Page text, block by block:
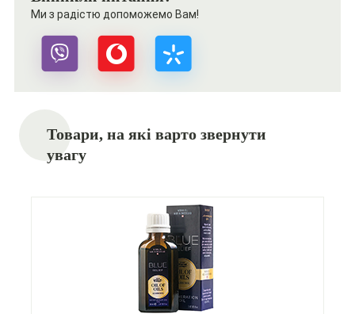
Ми з радістю допоможемо Вам!
Товари, на які варто звернути
увагу